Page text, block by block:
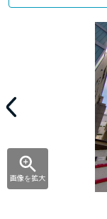
画像を拡大